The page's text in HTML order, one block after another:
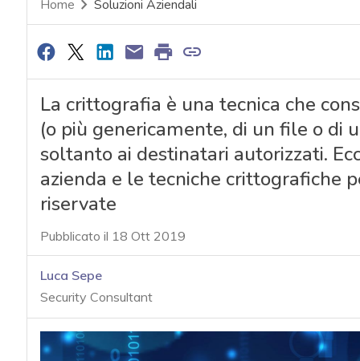
Home Soluzioni Aziendali
La crittografia è una tecnica che
(o più genericamente, di un file o di
soltanto ai destinatari autorizzati.
azienda e le tecniche crittografiche
riservate
Pubblicato il 18 Ott 2019
Luca Sepe
Security Consultant